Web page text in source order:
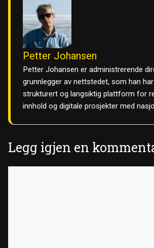
Petter Johansen
Petter Johansen er administrerende
grunnlegger av nettstedet, som han
strukturert og langsiktig plattform for
innhold og digitale prosjekter med
Legg igjen en